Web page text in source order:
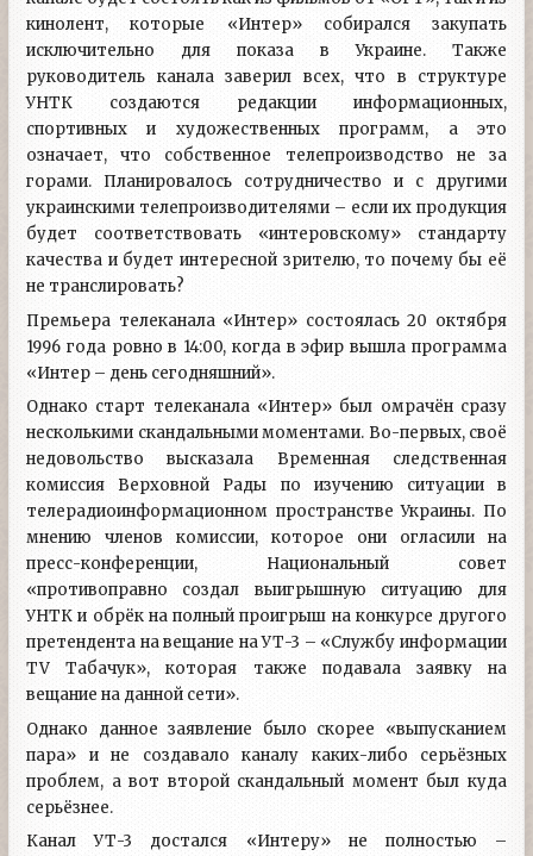
кинолент, которые «Интер» собирался закупать
исключительно для показа в Украине. Также
руководитель канала заверил всех, что в структуре
УНТК создаются редакции информационных,
спортивных и художественных программ, а это
означает, что собственное телепроизводство не за
горами. Планировалось сотрудничество и с другими
украинскими телепроизводителями – если их продукция
будет соответствовать «интеровскому» стандарту
качества и будет интересной зрителю, то почему бы её
не транслировать?
Премьера телеканала «Интер» состоялась 20 октября
1996 года ровно в 14:00, когда в эфир вышла программа
«Интер – день сегодняшний».
Однако старт телеканала «Интер» был омрачён сразу
несколькими скандальными моментами. Во-первых, своё
недовольство высказала Временная следственная
комиссия Верховной Рады по изучению ситуации в
телерадиоинформационном пространстве Украины. По
мнению членов комиссии, которое они огласили на
пресс-конференции, Национальный совет
«противоправно создал выигрышную ситуацию для
УНТК и обрёк на полный проигрыш на конкурсе другого
претендента на вещание на УТ-3 – «Службу информации
TV Табачук», которая также подавала заявку на
вещание на данной сети».
Однако данное заявление было скорее «выпусканием
пара» и не создавало каналу каких-либо серьёзных
проблем, а вот второй скандальный момент был куда
серьёзнее.
Канал УТ-3 достался «Интеру» не полностью –